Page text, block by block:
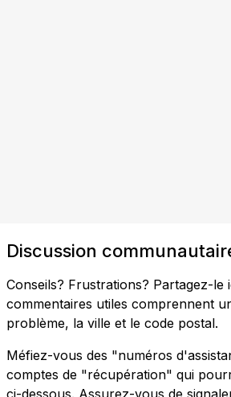
Discussion
Conseils? Frustrations? Partagez-le
commentaires utiles comprennent
problème, la ville et le code postal.
Méfiez-vous des "numéros
comptes de "récupération" qui
ci-dessous. Assurez-vous de